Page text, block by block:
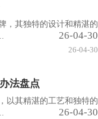
，其独特的设计和精湛的
26-04-30
26-04-30
法盘点
以其精湛的工艺和独特的
26-04-30